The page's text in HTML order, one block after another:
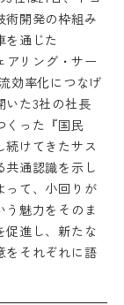
術開発の枠組み
を通じた
アリング・サー
効率化につなげ
いた3社の社長
くった『国民
続けてきたサス
共通認識を示し
って、小回りが
う魅力をそのま
促進し、新たな
をそれぞれに語